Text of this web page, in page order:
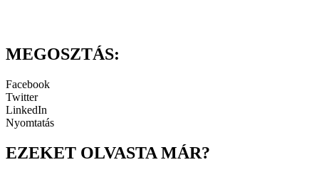
MEGOSZTÁS:
Facebook
Twitter
LinkedIn
Nyomtatás
EZEKET OLVASTA MÁR?